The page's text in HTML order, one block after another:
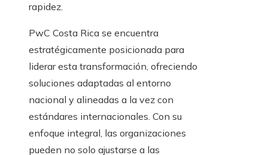
rapidez.
PwC Costa Rica se encuentra
estratégicamente posicionada para
liderar esta transformación, ofreciendo
soluciones adaptadas al entorno
nacional y alineadas a la vez con
estándares internacionales. Con su
enfoque integral, las organizaciones
pueden no solo ajustarse a las